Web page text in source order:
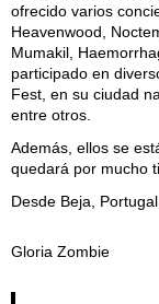
ofrecido varios
Heavenwood,
Mumakil,
participado en
Fest, en su ciudad
entre otros.
Además, ellos se
quedará por mucho
Desde Beja,
Gloria Zombie